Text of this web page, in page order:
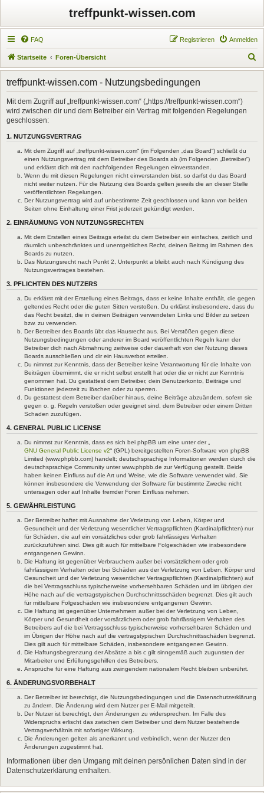
treffpunkt-wissen.com
FAQ Anmelden
Registrieren
Startseite Foren-Übersicht
u
treffpunkt-wissen.com - Nutzungsbedingungen
Mit dem Zugriff auf „treffpunkt-wissen.com“ („https://treffpunkt-wissen.com“)
wird zwischen dir und dem Betreiber ein Vertrag mit folgenden Regelungen
geschlossen:
1. NUTZUNGSVERTRAG
Mit dem Zugriff auf „treffpunkt-wissen.com“ (im Folgenden „das Board“) schließt du
einen Nutzungsvertrag mit dem Betreiber des Boards ab (im Folgenden „Betreiber“)
und erklärst dich mit den nachfolgenden Regelungen einverstanden.
Wenn du mit diesen Regelungen nicht einverstanden bist, so darfst du das Board
nicht weiter nutzen. Für die Nutzung des Boards gelten jeweils die an dieser Stelle
veröffentlichten Regelungen.
Der Nutzungsvertrag wird auf unbestimmte Zeit geschlossen und kann von beiden
Seiten ohne Einhaltung einer Frist jederzeit gekündigt werden.
2. EINRÄUMUNG VON NUTZUNGSRECHTEN
Mit dem Erstellen eines Beitrags erteilst du dem Betreiber ein einfaches, zeitlich und
räumlich unbeschränktes und unentgeltliches Recht, deinen Beitrag im Rahmen des
Boards zu nutzen.
Das Nutzungsrecht nach Punkt 2, Unterpunkt a bleibt auch nach Kündigung des
Nutzungsvertrages bestehen.
3. PFLICHTEN DES NUTZERS
Du erklärst mit der Erstellung eines Beitrags, dass er keine Inhalte enthält, die gegen
geltendes Recht oder die guten Sitten verstoßen. Du erklärst insbesondere, dass du
das Recht besitzt, die in deinen Beiträgen verwendeten Links und Bilder zu setzen
bzw. zu verwenden.
Der Betreiber des Boards übt das Hausrecht aus. Bei Verstößen gegen diese
Nutzungsbedingungen oder anderer im Board veröffentlichten Regeln kann der
Betreiber dich nach Abmahnung zeitweise oder dauerhaft von der Nutzung dieses
Boards ausschließen und dir ein Hausverbot erteilen.
Du nimmst zur Kenntnis, dass der Betreiber keine Verantwortung für die Inhalte von
Beiträgen übernimmt, die er nicht selbst erstellt hat oder die er nicht zur Kenntnis
genommen hat. Du gestattest dem Betreiber, dein Benutzerkonto, Beiträge und
Funktionen jederzeit zu löschen oder zu sperren.
Du gestattest dem Betreiber darüber hinaus, deine Beiträge abzuändern, sofern sie
gegen o. g. Regeln verstoßen oder geeignet sind, dem Betreiber oder einem Dritten
Schaden zuzufügen.
4. GENERAL PUBLIC LICENSE
Du nimmst zur Kenntnis, dass es sich bei phpBB um eine unter der „
GNU General Public License v2“ (GPL) bereitgestellten Foren-Software von phpBB
Limited (www.phpbb.com) handelt; deutschsprachige Informationen werden durch die
deutschsprachige Community unter www.phpbb.de zur Verfügung gestellt. Beide
haben keinen Einfluss auf die Art und Weise, wie die Software verwendet wird. Sie
können insbesondere die Verwendung der Software für bestimmte Zwecke nicht
untersagen oder auf Inhalte fremder Foren Einfluss nehmen.
5. GEWÄHRLEISTUNG
Der Betreiber haftet mit Ausnahme der Verletzung von Leben, Körper und
Gesundheit und der Verletzung wesentlicher Vertragspflichten (Kardinalpflichten) nur
für Schäden, die auf ein vorsätzliches oder grob fahrlässiges Verhalten
zurückzuführen sind. Dies gilt auch für mittelbare Folgeschäden wie insbesondere
entgangenen Gewinn.
Die Haftung ist gegenüber Verbrauchern außer bei vorsätzlichem oder grob
fahrlässigem Verhalten oder bei Schäden aus der Verletzung von Leben, Körper und
Gesundheit und der Verletzung wesentlicher Vertragspflichten (Kardinalpflichten) auf
die bei Vertragsschluss typischerweise vorhersehbaren Schäden und im übrigen der
Höhe nach auf die vertragstypischen Durchschnittsschäden begrenzt. Dies gilt auch
für mittelbare Folgeschäden wie insbesondere entgangenen Gewinn.
Die Haftung ist gegenüber Unternehmern außer bei der Verletzung von Leben,
Körper und Gesundheit oder vorsätzlichem oder grob fahrlässigem Verhalten des
Betreibers auf die bei Vertragsschluss typischerweise vorhersehbaren Schäden und
im Übrigen der Höhe nach auf die vertragstypischen Durchschnittsschäden begrenzt.
Dies gilt auch für mittelbare Schäden, insbesondere entgangenen Gewinn.
Die Haftungsbegrenzung der Absätze a bis c gilt sinngemäß auch zugunsten der
Mitarbeiter und Erfüllungsgehilfen des Betreibers.
Ansprüche für eine Haftung aus zwingendem nationalem Recht bleiben unberührt.
6. ÄNDERUNGSVORBEHALT
Der Betreiber ist berechtigt, die Nutzungsbedingungen und die Datenschutzerklärung
zu ändern. Die Änderung wird dem Nutzer per E-Mail mitgeteilt.
Der Nutzer ist berechtigt, den Änderungen zu widersprechen. Im Falle des
Widerspruchs erlischt das zwischen dem Betreiber und dem Nutzer bestehende
Vertragsverhältnis mit sofortiger Wirkung.
Die Änderungen gelten als anerkannt und verbindlich, wenn der Nutzer den
Änderungen zugestimmt hat.
Informationen über den Umgang mit deinen persönlichen Daten sind in der
Datenschutzerklärung enthalten.